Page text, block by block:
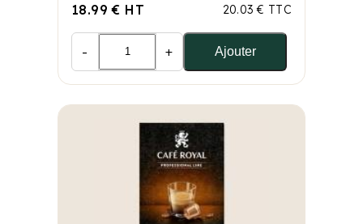
18.99 € HT 20.03 € TTC
- + Ajouter